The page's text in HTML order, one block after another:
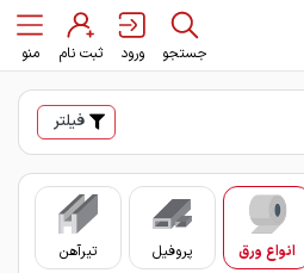
جستجو ورود ثبت نام منو
فیلتر
انواع ورق پروفیل تیرآهن